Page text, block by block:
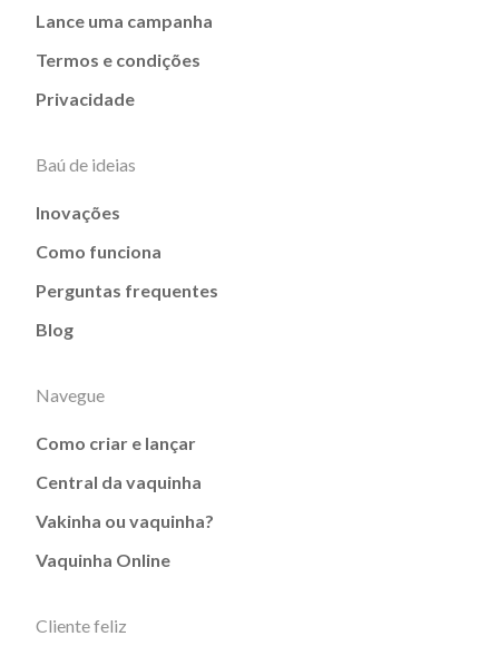
Lance uma campanha
Termos e condições
Privacidade
Baú de ideias
Inovações
Como funciona
Perguntas frequentes
Blog
Navegue
Como criar e lançar
Central da vaquinha
Vakinha ou vaquinha?
Vaquinha Online
Cliente feliz